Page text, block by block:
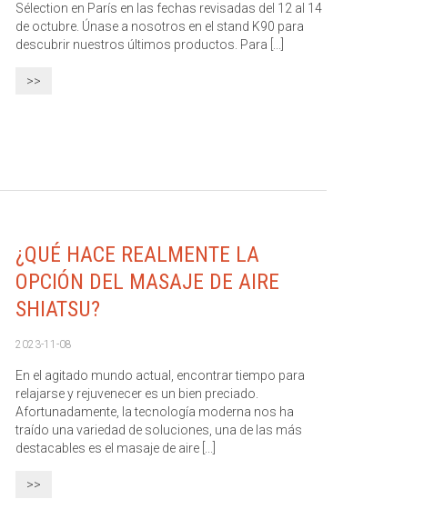
Sélection en París en las fechas revisadas del 12 al 14
de octubre. Únase a nosotros en el stand K90 para
descubrir nuestros últimos productos. Para [...]
>>
¿QUÉ HACE REALMENTE LA
OPCIÓN DEL MASAJE DE AIRE
SHIATSU?
2023-11-08
En el agitado mundo actual, encontrar tiempo para
relajarse y rejuvenecer es un bien preciado.
Afortunadamente, la tecnología moderna nos ha
traído una variedad de soluciones, una de las más
destacables es el masaje de aire [...]
>>